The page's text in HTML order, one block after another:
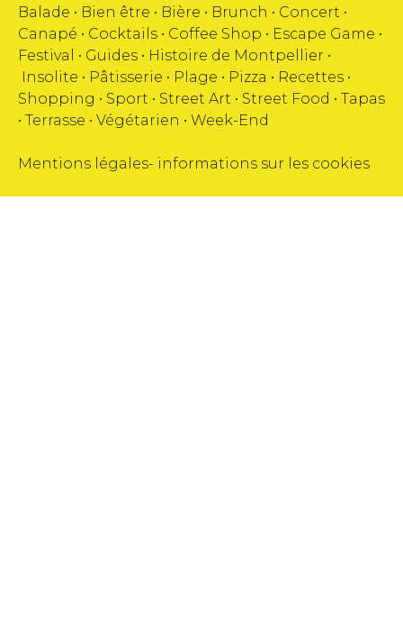
Balade • Bien être • Bière • Brunch • Concert •
Canapé • Cocktails • Coffee Shop • Escape Game •
Festival
• Guides • Histoire de Montpellier •
Insolite • Pâtisserie • Plage • Pizza • Recettes •
Shopping • Sport • Street Art • Street Food • Tapas
• Terrasse • Végétarien • Week-End
Mentions légales- informations sur les cookies